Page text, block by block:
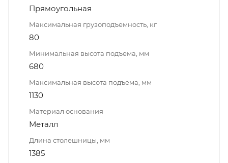
Прямоугольная
Максимальная грузоподъемность, кг
80
Минимальная высота подъема, мм
680
Максимальная высота подъема, мм
1130
Материал основания
Металл
Длина столешницы, мм
1385